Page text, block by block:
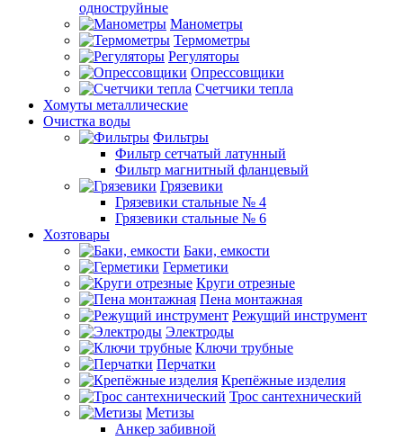
одноструйные
Манометры
Термометры
Регуляторы
Опрессовщики
Счетчики тепла
Хомуты металлические
Очистка воды
Фильтры
Фильтр сетчатый латунный
Фильтр магнитный фланцевый
Грязевики
Грязевики стальные № 4
Грязевики стальные № 6
Хозтовары
Баки, емкости
Герметики
Круги отрезные
Пена монтажная
Режущий инструмент
Электроды
Ключи трубные
Перчатки
Крепёжные изделия
Трос сантехнический
Метизы
Анкер забивной